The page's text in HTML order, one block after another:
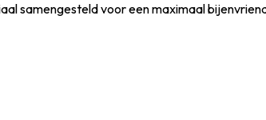
samengesteld voor een maximaal